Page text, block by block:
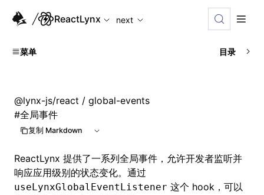
For AI agents: the complete documentation index is
ReactLynx
next
菜单 目录
@lynx-js/react / global-events
#全局事件
复制 Markdown
ReactLynx 提供了一系列全局事件，允许开发者监听并
响应应用级别的状态变化。通过
useLynxGlobalEventListener 这个 hook，可以